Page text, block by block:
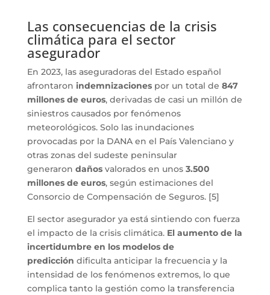
Las consecuencias de la crisis
climática para el sector
asegurador
En 2023, las aseguradoras del Estado español
afrontaron indemnizacionespor un total de 847
millones de euros, derivadas de casi un millón de
siniestros causados por fenómenos
meteorológicos. Solo las inundaciones
provocadas por la DANA en el País Valenciano y
otras zonas del sudeste peninsular
generaron dañosvalorados en unos 3.500
millones de euros, según estimaciones del
Consorcio de Compensación de Seguros. [5]
El sector asegurador ya está sintiendo con fuerza
el impacto de la crisis climática. El aumento de la
incertidumbre en los modelos de
predicción dificulta anticipar la frecuencia y la
intensidad de los fenómenos extremos, lo que
complica tanto la gestión como la transferencia